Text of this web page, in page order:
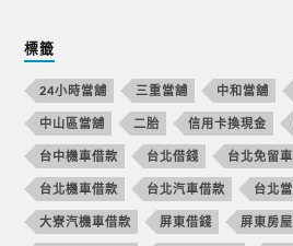
標籤
24小時當舖 三重當舖 中和當舖
中山區當舖 二胎 信用卡換現金
台中機車借款 台北借錢 台北免留車
台北機車借款 台北汽車借款 台北
大寮汽機車借款 屏東借錢 屏東房